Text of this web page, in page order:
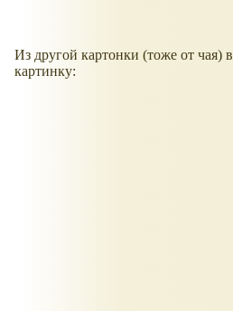
Из другой картонки (тоже от чая)
картинку: